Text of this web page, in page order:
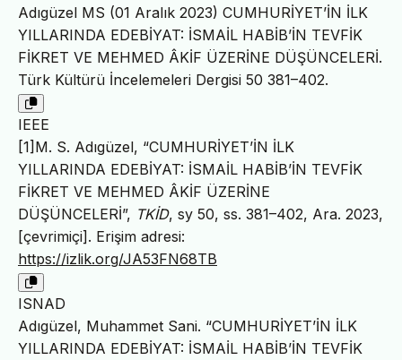
Adıgüzel MS (01 Aralık 2023) CUMHURİYET’İN İLK
YILLARINDA EDEBİYAT: İSMAİL HABİB’İN TEVFİK
FİKRET VE MEHMED ÂKİF ÜZERİNE DÜŞÜNCELERİ.
Türk Kültürü İncelemeleri Dergisi 50 381–402.
IEEE
[1]M. S. Adıgüzel, “CUMHURİYET’İN İLK
YILLARINDA EDEBİYAT: İSMAİL HABİB’İN TEVFİK
FİKRET VE MEHMED ÂKİF ÜZERİNE
DÜŞÜNCELERİ”, TKİD, sy 50, ss. 381–402, Ara. 2023,
[çevrimiçi]. Erişim adresi:
https://izlik.org/JA53FN68TB
ISNAD
Adıgüzel, Muhammet Sani. “CUMHURİYET’İN İLK
YILLARINDA EDEBİYAT: İSMAİL HABİB’İN TEVFİK